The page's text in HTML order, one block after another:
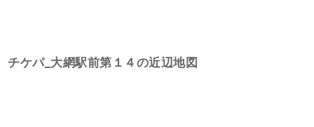
チケパ_大網駅前第１４の近辺地図